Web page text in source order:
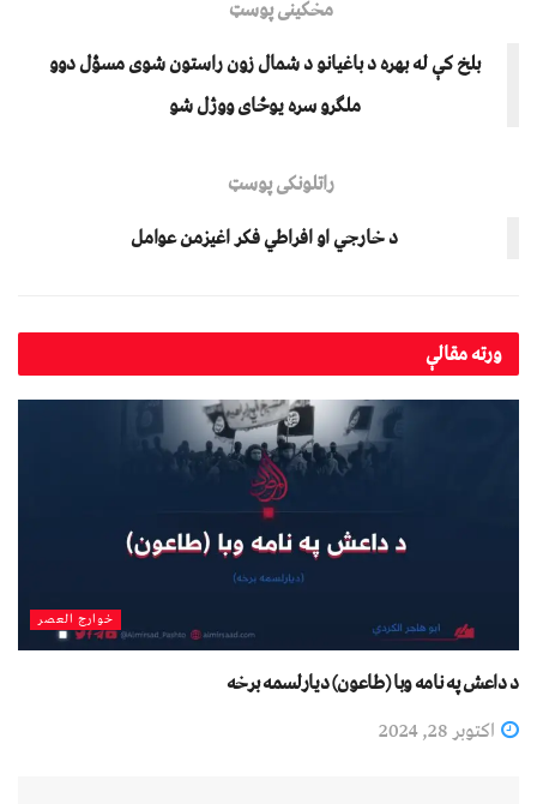
مخکینی پوسټ
بلخ کې له بهره د باغیانو د شمال زون راستون شوی مسؤل دوو
ملګرو سره یوځای ووژل شو
راتلونکی پوسټ
د خارجي او افراطي فکر اغیزمن عوامل
ورتهمقالې
خوارج العصر
د داعش په نامه وبا (طاعون) ديارلسمه برخه
اکتوبر 28, 2024